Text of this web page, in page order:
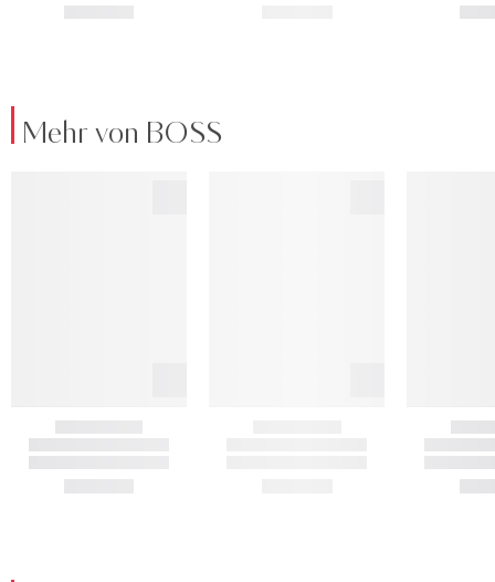
Mehr von BOSS